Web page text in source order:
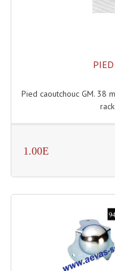
Pied caoutchouc GM. 38
1.00E